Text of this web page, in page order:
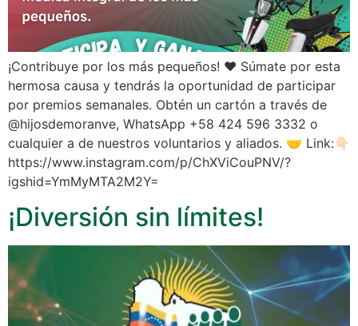
¡Contribuye por los más pequeños! ❤️ Súmate por esta
hermosa causa y tendrás la oportunidad de participar
por premios semanales. Obtén un cartón a través de
@hijosdemoranve, WhatsApp +58 424 596 3332 o
cualquier a de nuestros voluntarios y aliados. 🤝 Link:👇🏻
https://www.instagram.com/p/ChXViCouPNV/?
igshid=YmMyMTA2M2Y=
¡Diversión sin límites!